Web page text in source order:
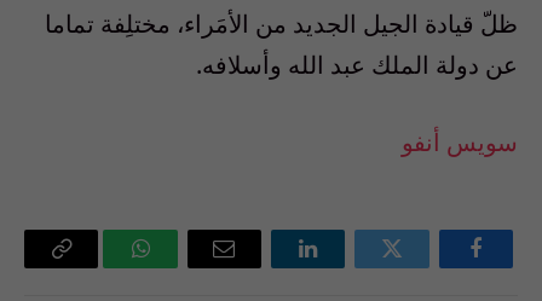
ظلّ قيادة الجيل الجديد من الأمَراء، مختلِفة تماما
عن دولة الملك عبد الله وأسلافه.
سويس أنفو
فيسبوك تويتر لينكدإن
البريد
واتساب Copy